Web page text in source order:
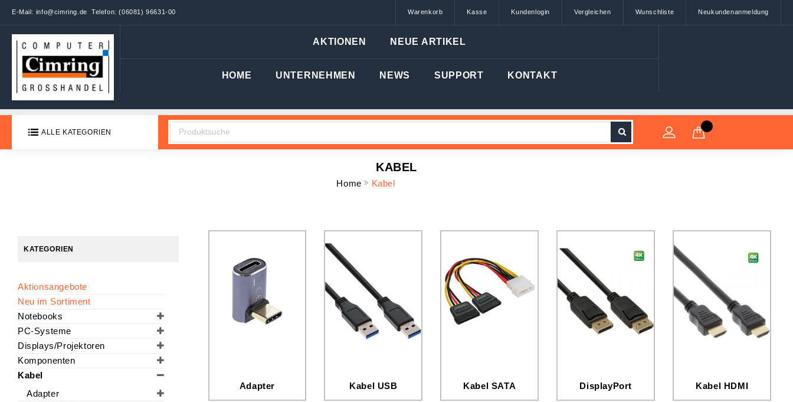
E-Mail: info@cimring.deTelefon: (06081) 96631-00 Warenkorb Kasse Kundenlogin Vergleichen Wunschliste Neukundenanmeldung
AKTIONEN NEUE ARTIKEL
HOME UNTERNEHMEN NEWS SUPPORT KONTAKT
ALLE KATEGORIEN
Suche
KABEL
Home Kabel
Adapter Kabel USB Kabel SATA DisplayPort Kabel HDMI
KATEGORIEN
Aktionsangebote
Neu im Sortiment
Notebooks
PC-Systeme
Displays/Projektoren
Komponenten
Kabel
Adapter